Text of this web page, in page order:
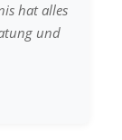
hat alles
und